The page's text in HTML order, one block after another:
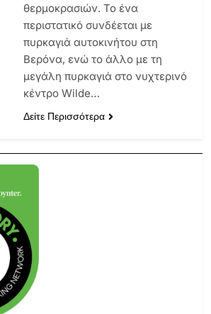
θερμοκρασιών. Το ένα
περιστατικό συνδέεται με
πυρκαγιά αυτοκινήτου στη
Βερόνα, ενώ το άλλο με τη
μεγάλη πυρκαγιά στο νυχτερινό
κέντρο Wilde…
Δείτε Περισσότερα